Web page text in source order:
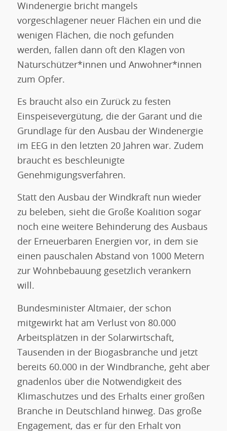
Windenergie bricht mangels
vorgeschlagener neuer Flächen ein und die
wenigen Flächen, die noch gefunden
werden, fallen dann oft den Klagen von
Naturschützer*innen und Anwohner*innen
zum Opfer.
Es braucht also ein Zurück zu festen
Einspeisevergütung, die der Garant und die
Grundlage für den Ausbau der Windenergie
im EEG in den letzten 20 Jahren war. Zudem
braucht es beschleunigte
Genehmigungsverfahren.
Statt den Ausbau der Windkraft nun wieder
zu beleben, sieht die Große Koalition sogar
noch eine weitere Behinderung des Ausbaus
der Erneuerbaren Energien vor, in dem sie
einen pauschalen Abstand von 1000 Metern
zur Wohnbebauung gesetzlich verankern
will.
Bundesminister Altmaier, der schon
mitgewirkt hat am Verlust von 80.000
Arbeitsplätzen in der Solarwirtschaft,
Tausenden in der Biogasbranche und jetzt
bereits 60.000 in der Windbranche, geht aber
gnadenlos über die Notwendigkeit des
Klimaschutzes und des Erhalts einer großen
Branche in Deutschland hinweg. Das große
Engagement, das er für den Erhalt von